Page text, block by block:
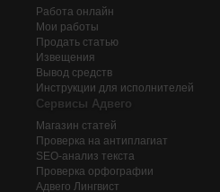
Работа онлайн
Мои работы
Продать статью
Извещения
Вывод средств
Инструкции для исполнителей
Сервисы Адвего
Магазин статей
Проверка на антиплагиат
SEO-анализ текста
Проверка орфографии
Адвего Лингвист